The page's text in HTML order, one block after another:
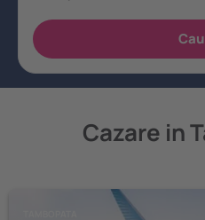
Cazare in